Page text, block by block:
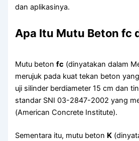
dan aplikasinya.
Apa Itu Mutu Beton fc
Mutu betonfc (dinyatakan dalam
merujuk pada kuat tekan beton
uji silinder berdiameter 15 cm dan
standar SNI 03-2847-2002 yang
(American Concrete Institute).
Sementara itu, mutu beton K